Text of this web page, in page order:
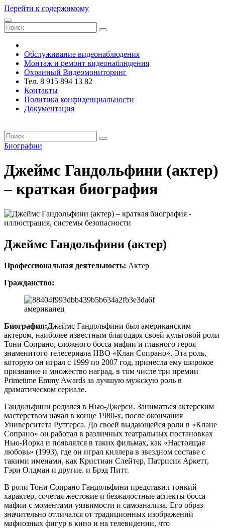
Перейти к содержимому
Обслуживание видеонаблюдения
Монтаж и ремонт видеонаблюдения
Охранный Видеомониторинг
Тел. 8 915 894 13 82
Контакты
Политика конфиденциальности
Документация
Биографии
Джеймс Гандольфини (актер)
– краткая биография
Джеймс Гандольфини (актер)
Профессиональная деятельность: Актер
Гражданство:
американец
Биография:Джеймс Гандольфини был американским
актером, наиболее известным благодаря своей культовой роли
Тони Сопрано, сложного босса мафии и главного героя
знаменитого телесериала HBO «Клан Сопрано». Эта роль,
которую он играл с 1999 по 2007 год, принесла ему широкое
признание и множество наград, в том числе три премии
Primetime Emmy Awards за лучшую мужскую роль в
драматическом сериале.
Гандольфини родился в Нью-Джерси. Заниматься актерским
мастерством начал в конце 1980-х, после окончания
Университета Рутгерса. До своей выдающейся роли в «Клане
Сопрано» он работал в различных театральных постановках
Нью-Йорка и появлялся в таких фильмах, как «Настоящая
любовь» (1993), где он играл киллера в звездном составе с
такими именами, как Кристиан Слейтер, Патрисия Аркетт,
Гэри Олдман и другие. и Брэд Питт.
В роли Тони Сопрано Гандольфини представил тонкий
характер, сочетая жестокие и безжалостные аспекты босса
мафии с моментами уязвимости и самоанализа. Его образ
значительно отличался от традиционных изображений
мафиозных фигур в кино и на телевидении, что